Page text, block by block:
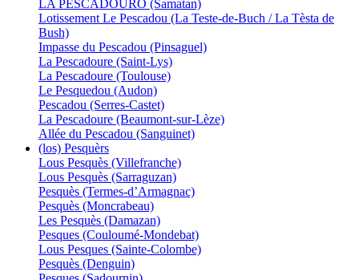
LA PESCADOURO (Samatan)
Lotissement Le Pescadou (La Teste-de-Buch / La Tèsta de
Bush)
Impasse du Pescadou (Pinsaguel)
La Pescadoure (Saint-Lys)
La Pescadoure (Toulouse)
Le Pesquedou (Audon)
Pescadou (Serres-Castet)
La Pescadoure (Beaumont-sur-Lèze)
Allée du Pescadou (Sanguinet)
(los) Pesquèrs
Lous Pesquès (Villefranche)
Lous Pesquès (Sarraguzan)
Pesquès (Termes-d’Armagnac)
Pesquès (Moncrabeau)
Les Pesquès (Damazan)
Pesques (Couloumé-Mondebat)
Lous Pesques (Sainte-Colombe)
Pesquès (Denguin)